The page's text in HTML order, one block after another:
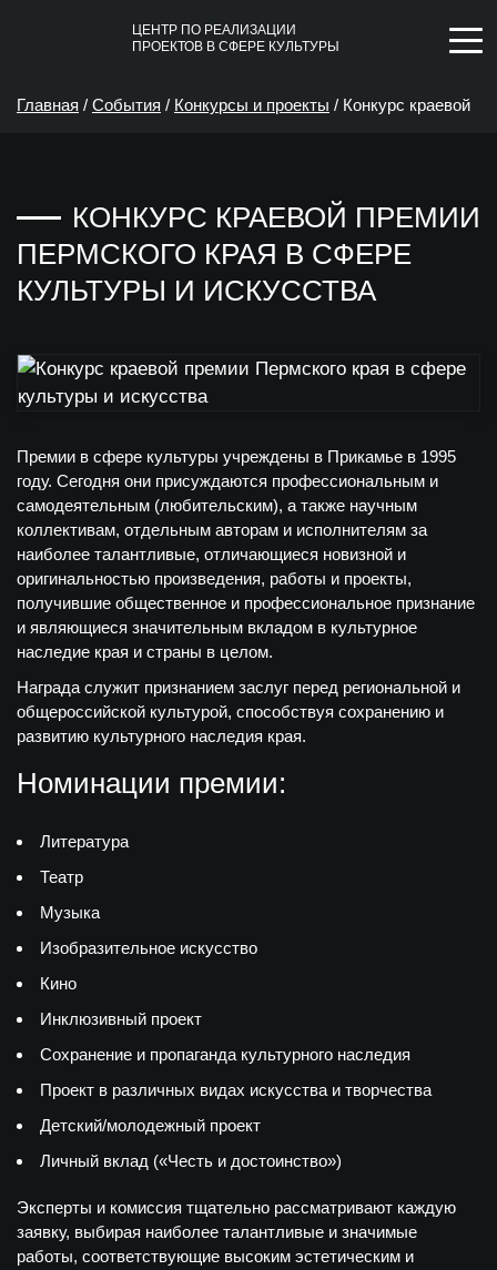
ЦЕНТР ПО РЕАЛИЗАЦИИ
ПРОЕКТОВ В СФЕРЕ КУЛЬТУРЫ
Главная / События / Конкурсы и проекты / Конкурс краевой
КОНКУРС КРАЕВОЙ ПРЕМИИ
ПЕРМСКОГО КРАЯ В СФЕРЕ
КУЛЬТУРЫ И ИСКУССТВА
Премии в сфере культуры учреждены в Прикамье в 1995
году. Сегодня они присуждаются профессиональным и
самодеятельным (любительским), а также научным
коллективам, отдельным авторам и исполнителям за
наиболее талантливые, отличающиеся новизной и
оригинальностью произведения, работы и проекты,
получившие общественное и профессиональное признание
и являющиеся значительным вкладом в культурное
наследие края и страны в целом.
Награда служит признанием заслуг перед региональной и
общероссийской культурой, способствуя сохранению и
развитию культурного наследия края.
Номинации премии:
Литература
Театр
Музыка
Изобразительное искусство
Кино
Инклюзивный проект
Сохранение и пропаганда культурного наследия
Проект в различных видах искусства и творчества
Детский/молодежный проект
Личный вклад («Честь и достоинство»)
Эксперты и комиссия тщательно рассматривают каждую
заявку, выбирая наиболее талантливые и значимые
работы, соответствующие высоким эстетическим и